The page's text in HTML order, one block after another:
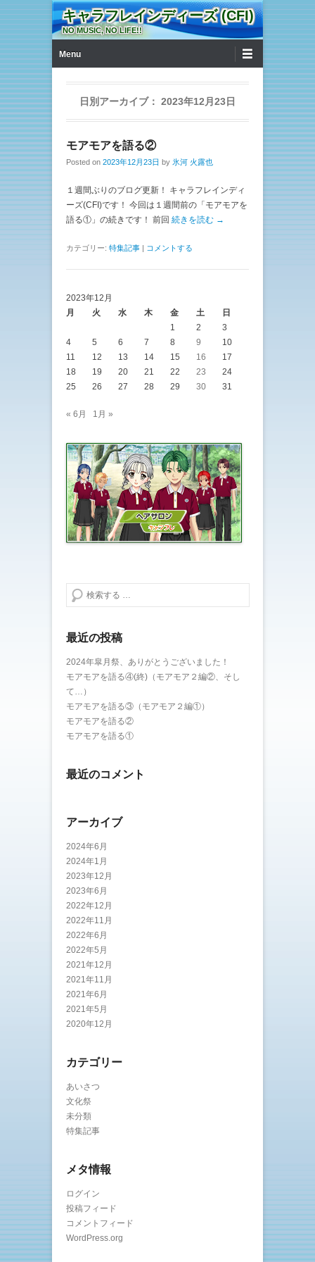
キャラフレインディーズ (CFI)
NO MUSIC, NO LIFE!!
Menu
日別アーカイブ： 2023年12月23日
モアモアを語る②
Posted on 2023年12月23日 by 氷河 火露也
１週間ぶりのブログ更新！ キャラフレインディ
ーズ(CFI)です！ 今回は１週間前の「モアモアを
語る①」の続きです！ 前回 続きを読む →
カテゴリー: 特集記事 | コメントする
2023年12月
月
火 水 木 金 土
日
1
2
3
4
5 6 7 8 9
10
11
12 13 14 15 16
17
18
19 20 21 22 23
24
25
26 27 28 29 30 31
« 6月 1月 »
検索する
最近の投稿
2024年皐月祭、ありがとうございました！
モアモアを語る④(終)（モアモア２編②、そし
て…）
モアモアを語る③（モアモア２編①）
モアモアを語る②
モアモアを語る①
最近のコメント
アーカイブ
2024年6月
2024年1月
2023年12月
2023年6月
2022年12月
2022年11月
2022年6月
2022年5月
2021年12月
2021年11月
2021年6月
2021年5月
2020年12月
カテゴリー
あいさつ
文化祭
未分類
特集記事
メタ情報
ログイン
投稿フィード
コメントフィード
WordPress.org